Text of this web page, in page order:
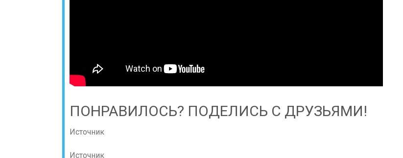
ПОНРАВИЛОСЬ? ПОДЕЛИСЬ С ДРУЗЬЯМИ!
Источник
Источник